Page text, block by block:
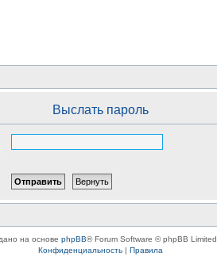
Выслать пароль
на основеphpBB® Forum Software © phpBB Limited
Конфиденциальность |Правила